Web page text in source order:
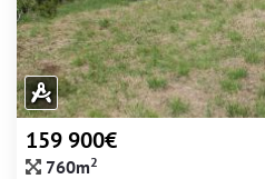
159 900€
760m2